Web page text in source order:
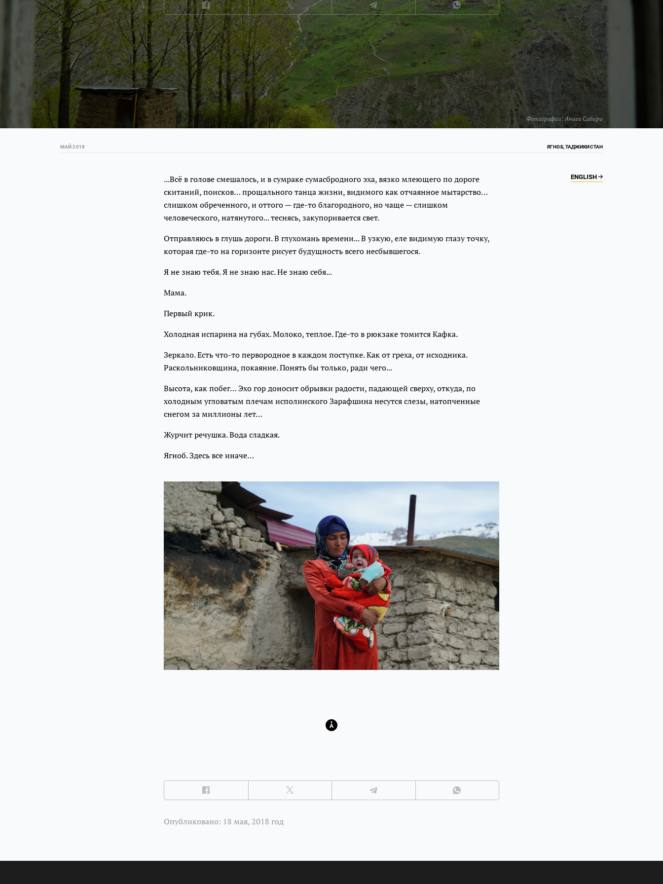
Фотографии:Аниса Сабири
МАЙ 2018 ЯГНОБ, ТАДЖИКИСТАН
ENGLISH
...Всё в голове смешалось, и в сумраке сумасбродного эха, вязко млеющего по дороге
скитаний, поисков… прощального танца жизни, видимого как отчаянное мытарство…
слишком обреченного, и оттого — где-то благородного, но чаще — слишком
человеческого, натянутого... теснясь, закупоривается свет.
Отправляюсь в глушь дороги. В глухомань времени... В узкую, еле видимую глазу точку,
которая где-то на горизонте рисует будущность всего несбывшегося.
Я не знаю тебя. Я не знаю нас. Не знаю себя...
Мама.
Первый крик.
Холодная испарина на губах. Молоко, теплое. Где-то в рюкзаке томится Кафка.
Зеркало. Есть что-то первородное в каждом поступке. Как от греха, от исходника.
Раскольниковщина, покаяние. Понять бы только, ради чего...
Высота, как побег… Эхо гор доносит обрывки радости, падающей сверху, откуда, по
холодным угловатым плечам исполинского Зарафшина несутся слезы, натопченные
снегом за миллионы лет…
Журчит речушка. Вода сладкая.
Ягноб. Здесь все иначе…
Опубликовано: 18 мая, 2018 год